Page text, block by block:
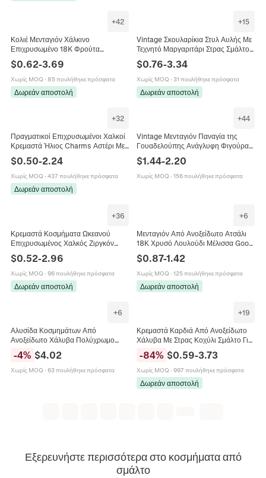
+42
Κολιέ Μενταγιόν Χάλκινο
Επιχρυσωμένο 18K Φρούτα
Λουλούδι Σμάλτο Ζιργκόν Κομψά
Κοσμήματα DIY Για Γυναίκες
$0.62-3.69
Χωρίς MOQ · 85 πουλήθηκε πρόσφατα
Δωρεάν αποστολή
+15
Vintage Σκουλαρίκια Στυλ Αυλής Με
Τεχνητό Μαργαριτάρι Στρας Σμάλτο
Γεωμετρικά Φλοράλ Σχέδια Και
Ασημένιο Κούμπωμα Για Γυναίκες
$0.76-3.34
Χωρίς MOQ · 31 πουλήθηκε πρόσφατα
Δωρεάν αποστολή
+32
Πραγματικοί Επιχρυσωμένοι Χαλκοί
Κρεμαστά Ήλιος Charms Αστέρι Με
Ζιργκόν Σμάλτο Για Κατασκευή
Κοσμημάτων DIY Κολιέ Βραχιόλι
Σκουλαρίκια
$0.50-2.24
Χωρίς MOQ · 437 πουλήθηκε πρόσφατα
Δωρεάν αποστολή
+44
Vintage Μενταγιόν Παναγία της
Γουαδελούπης Ανάγλυφη Φιγούρα
Κολιέ Σμάλτο Ένθετο Ζιρκόνια
Χάλκινο Κόσμημα για Γυναίκες Μόδα
Αξεσουάρ
$1.44-2.20
Χωρίς MOQ · 156 πουλήθηκε πρόσφατα
+36
Κρεμαστά Κοσμήματα Ωκεανού
Επιχρυσωμένος Χαλκός Ζιργκόν
Κατασκευή Κοσμημάτων Κολιέ
Βραχιόλι Σκουλαρίκια
$0.52-2.96
Χωρίς MOQ · 96 πουλήθηκε πρόσφατα
Δωρεάν αποστολή
+6
Μενταγιόν Από Ανοξείδωτο Ατσάλι
18Κ Χρυσό Λουλούδι Μέλισσα Good
Κοσμήματα Αξεσουάρ Γυναίκες
$0.87-1.42
Χωρίς MOQ · 125 πουλήθηκε πρόσφατα
Δωρεάν αποστολή
+6
Αλυσίδα Κοσμημάτων Από
Ανοξείδωτο Χάλυβα Πολύχρωμο
Σμάλτο Για Κατασκευή Κολιέ
Βραχιόλι DIY Καρούλι
-4% $4.02
Χωρίς MOQ · 63 πουλήθηκε πρόσφατα
+19
Κρεμαστά Καρδιά Από Ανοξείδωτο
Χάλυβα Με Στρας Κοχύλι Σμάλτο Για
Κατασκευή Κοσμημάτων DIY
Γυναικεία Μόδα
-84% $0.59-3.73
Χωρίς MOQ · 997 πουλήθηκε πρόσφατα
Δωρεάν αποστολή
Εξερευνήστε περισσότερα στο κοσμήματα από
σμάλτο